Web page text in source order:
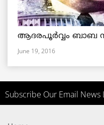
ആദരപൂര്‍വ്വം ബാബ
June 19, 2016
Subscribe Our Email News